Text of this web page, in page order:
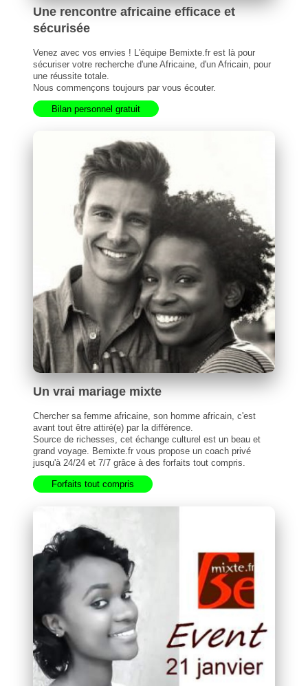
Une rencontre africaine efficace et
sécurisée
Venez avec vos envies ! L'équipe Bemixte.fr est là pour
sécuriser votre recherche d'une Africaine, d'un Africain, pour
une réussite totale.
Nous commençons toujours par vous écouter.
Bilan personnel gratuit
Un vrai mariage mixte
Chercher sa femme africaine, son homme africain, c'est
avant tout être attiré(e) par la différence.
Source de richesses, cet échange culturel est un beau et
grand voyage. Bemixte.fr vous propose un coach privé
jusqu'à 24/24 et 7/7 grâce à des forfaits tout compris.
Forfaits tout compris